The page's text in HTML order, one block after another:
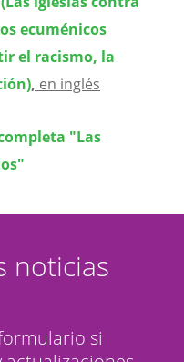
ecuménicos
el racismo, la
, en inglés
"Las
noticias
si